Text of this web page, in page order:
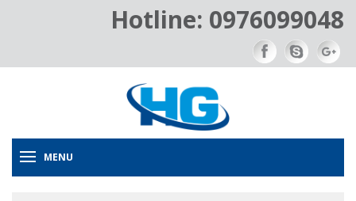
Hotline: 0976099048
MENU